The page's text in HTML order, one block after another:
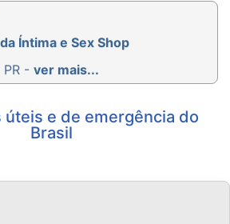
Íntima e Sex Shop
- ver mais...
e de emergência do
Brasil